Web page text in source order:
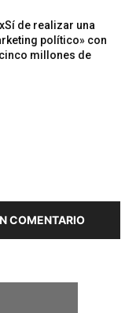
de realizar una
político» con
millones de
COMENTARIO